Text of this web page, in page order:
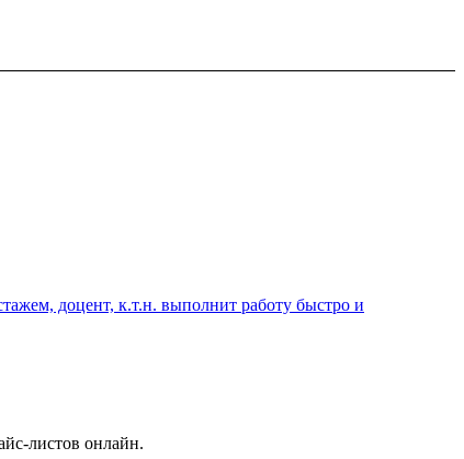
доцент, к.т.н. выполнит работу быстро и
листов онлайн.